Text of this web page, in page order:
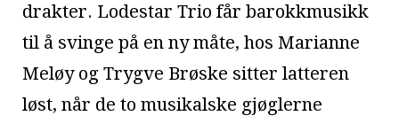
drakter. Lodestar Trio får barokkmusikk
til å svinge på en ny måte, hos Marianne
Meløy og Trygve Brøske sitter latteren
løst, når de to musikalske gjøglerne